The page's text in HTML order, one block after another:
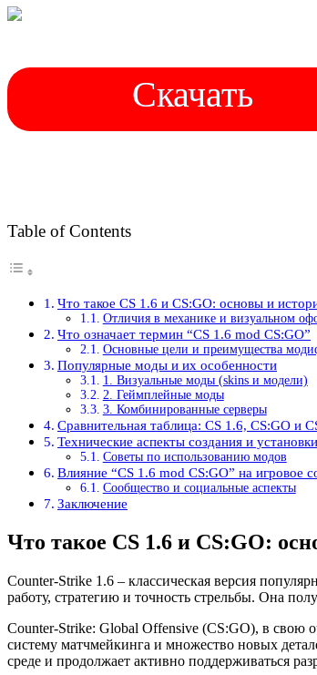
Скачать
Table of Contents
Что такое CS 1.6 и CS:GO: основы и
Отличия в механике и визуальном
Что означает термин “CS 1.6 mod CS:GO”
Основные цели и преимущества
Популярные моды и их особенности
1. Визуальные моды (skins и модели)
2. Геймплейные моды
3. Комбинированные серверы
Сравнительная таблица: CS 1.6, CS:GO и
Технические аспекты создания и
Советы по использованию модов
Влияние “CS 1.6 mod CS:GO” на игровое
Сообщество и социальные аспекты
Заключение
Что такое CS 1.6 и CS:GO:
Counter-Strike 1.6 – классическая версия
работу, стратегию и точность стрельбы. Она
Counter-Strike: Global Offensive (CS:GO), в свою
систему матчмейкинга и множество новых
среде и продолжает активно поддерживаться